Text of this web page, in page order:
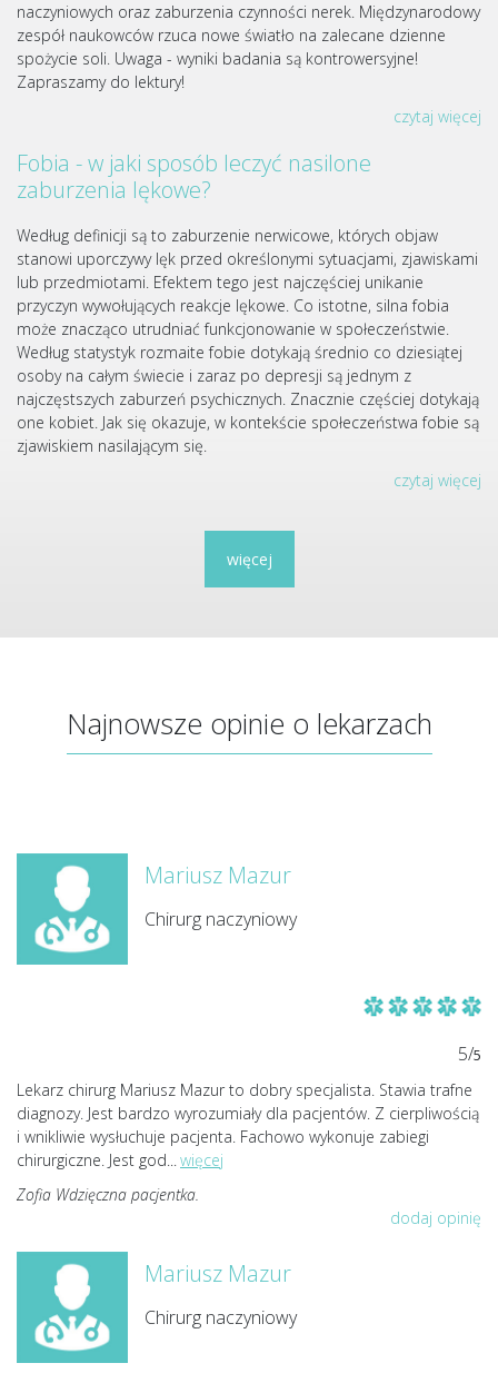
naczyniowych oraz zaburzenia czynności nerek. Międzynarodowy
zespół naukowców rzuca nowe światło na zalecane dzienne
spożycie soli. Uwaga - wyniki badania są kontrowersyjne!
Zapraszamy do lektury!
czytaj więcej
Fobia - w jaki sposób leczyć nasilone
zaburzenia lękowe?
Według definicji są to zaburzenie nerwicowe, których objaw
stanowi uporczywy lęk przed określonymi sytuacjami, zjawiskami
lub przedmiotami. Efektem tego jest najczęściej unikanie
przyczyn wywołujących reakcje lękowe. Co istotne, silna fobia
może znacząco utrudniać funkcjonowanie w społeczeństwie.
Według statystyk rozmaite fobie dotykają średnio co dziesiątej
osoby na całym świecie i zaraz po depresji są jednym z
najczęstszych zaburzeń psychicznych. Znacznie częściej dotykają
one kobiet. Jak się okazuje, w kontekście społeczeństwa fobie są
zjawiskiem nasilającym się.
czytaj więcej
więcej
Najnowsze opinie o lekarzach
Mariusz Mazur
Chirurg naczyniowy
5/5
Lekarz chirurg Mariusz Mazur to dobry specjalista. Stawia trafne
diagnozy. Jest bardzo wyrozumiały dla pacjentów. Z cierpliwością
i wnikliwie wysłuchuje pacjenta. Fachowo wykonuje zabiegi
chirurgiczne. Jest god
więcej
Zofia Wdzięczna pacjentka.
dodaj opinię
Mariusz Mazur
Chirurg naczyniowy